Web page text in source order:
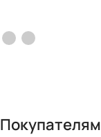
Покупателям